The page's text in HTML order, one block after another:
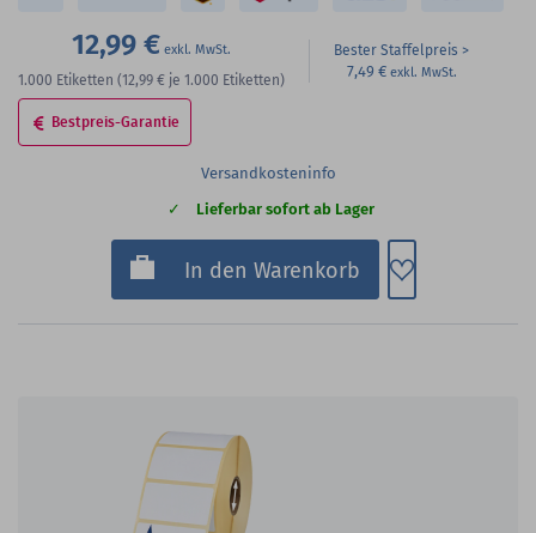
12,99 €
1.000 Etiketten (12,99 € je 1.000 Etiketten)
Bester Staffelpreis
7,49 €
Bestpreis-Garantie
Versandkosteninfo
Lieferbar sofort ab Lager
In den Warenkorb Zum